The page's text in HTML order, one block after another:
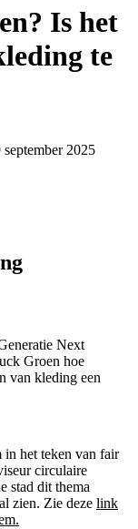
Is het
te
2025
Next
Groen hoe
van kleding een
in het teken van fair
circulaire
stad dit thema
zien. Zie deze link